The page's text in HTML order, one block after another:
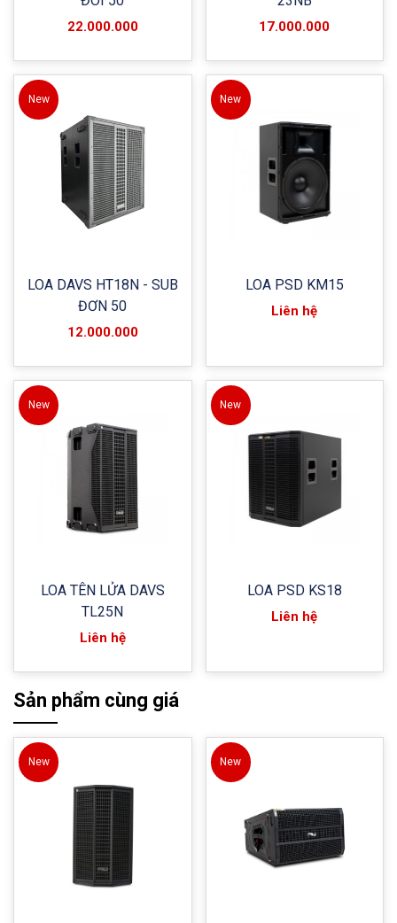
22.000.000 17.000.000
New
LOA DAVS HT18N - SUB
ĐƠN 50
12.000.000
New
LOA PSD KM15
Liên hệ
New
LOA TÊN LỬA DAVS
TL25N
Liên hệ
New
LOA PSD KS18
Liên hệ
Sản phẩm cùng giá
New New